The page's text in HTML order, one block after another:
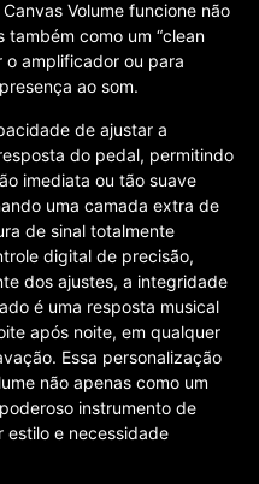
Volume funcione não
também como um “clean
o amplificador ou para
ao som.
de ajustar a
do pedal, permitindo
imediata ou tão suave
uma camada extra de
de sinal totalmente
digital de precisão,
dos ajustes, a integridade
é uma resposta musical
após noite, em qualquer
Essa personalização
não apenas como um
instrumento de
estilo e necessidade